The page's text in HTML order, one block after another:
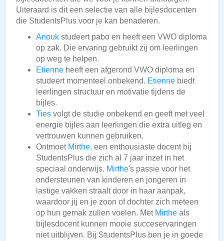
Uiteraard is dit een selectie van alle bijlesdocenten
die StudentsPlus voor je kan benaderen.
Anouk studeert pabo en heeft een VWO diploma
op zak. Die ervaring gebruikt zij om leerlingen
op weg te helpen.
Etienne heeft een afgerond VWO diploma en
studeert momenteel onbekend. Etienne biedt
leerlingen structuur en motivatie tijdens de
bijles.
Ties volgt de studie onbekend en geeft met veel
energie bijles aan leerlingen die extra uitleg en
vertrouwen kunnen gebruiken.
Ontmoet Mirthe, een enthousiaste docent bij
StudentsPlus die zich al 7 jaar inzet in het
speciaal onderwijs. Mirthe's passie voor het
ondersteunen van kinderen en jongeren in
lastige vakken straalt door in haar aanpak,
waardoor jij en je zoon of dochter zich meteen
op hun gemak zullen voelen. Met Mirthe als
bijlesdocent kunnen mooie succeservaringen
niet uitblijven. Bij StudentsPlus ben je in goede